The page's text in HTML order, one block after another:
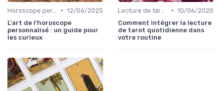
• 12/06/2025
L'art de l'horoscope
personnalisé : un guide pour
les curieux
• 10/06/2025
Comment intégrer la lecture
de tarot quotidienne dans
votre routine